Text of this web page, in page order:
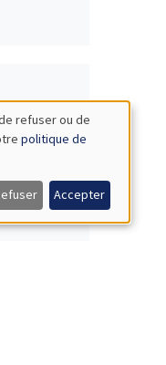
refuser ou de
politique de
Accepter